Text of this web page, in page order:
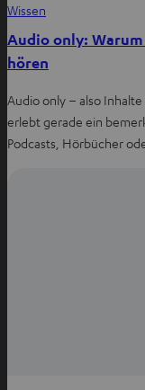
Wissen
Audio only:
hören
Audio only – also
erlebt gerade ein
Podcasts, Hörbücher